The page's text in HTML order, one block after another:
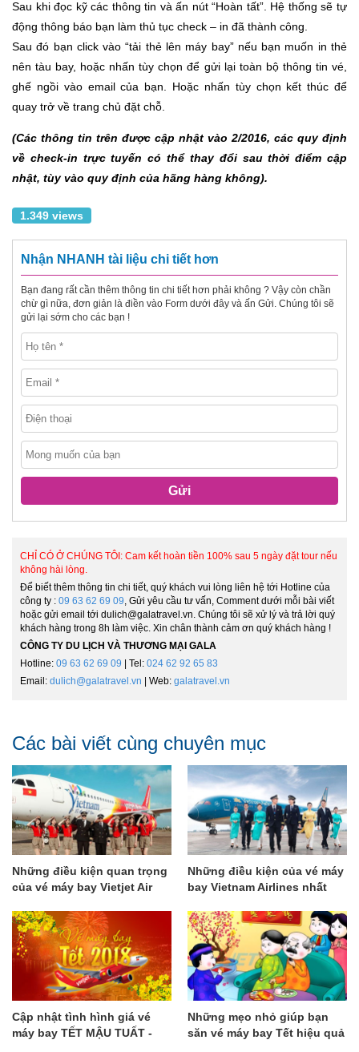
Sau khi đọc kỹ các thông tin và ấn nút “Hoàn tất”. Hệ thống sẽ tự
động thông báo bạn làm thủ tục check – in đã thành công.
Sau đó bạn click vào “tải thẻ lên máy bay” nếu bạn muốn in thẻ
nên tàu bay, hoặc nhấn tùy chọn để gửi lại toàn bộ thông tin vé,
ghế ngồi vào email của bạn. Hoặc nhấn tùy chọn kết thúc để
quay trở về trang chủ đặt chỗ.
(Các thông tin trên được cập nhật vào 2/2016, các quy định
về check-in trực tuyến có thể thay đổi sau thời điểm cập
nhật, tùy vào quy định của hãng hàng không).
1.349 views
Nhận NHANH tài liệu chi tiết hơn
Bạn đang rất cần thêm thông tin chi tiết hơn phải không ? Vậy còn chần
chừ gì nữa, đơn giản là điền vào Form dưới đây và ấn Gửi. Chúng tôi sẽ
gửi lại sớm cho các bạn !
Gửi
CHỈ CÓ Ở CHÚNG TÔI: Cam kết hoàn tiền 100% sau 5 ngày đặt tour nếu
không hài lòng.
Để biết thêm thông tin chi tiết, quý khách vui lòng liên hệ tới Hotline của
công ty : 09 63 62 69 09, Gửi yêu cầu tư vấn, Comment dưới mỗi bài viết
hoặc gửi email tới dulich@galatravel.vn. Chúng tôi sẽ xử lý và trả lời quý
khách hàng trong 8h làm việc. Xin chân thành cảm ơn quý khách hàng !
CÔNG TY DU LỊCH VÀ THƯƠNG MẠI GALA
Hotline: 09 63 62 69 09 | Tel: 024 62 92 65 83
Email: dulich@galatravel.vn | Web: galatravel.vn
Các bài viết cùng chuyên mục
Những điều kiện quan trọng
của vé máy bay Vietjet Air
Những điều kiện của vé máy
bay Vietnam Airlines nhất
Cập nhật tình hình giá vé
máy bay TẾT MẬU TUẤT -
Những mẹo nhỏ giúp bạn
săn vé máy bay Tết hiệu quả